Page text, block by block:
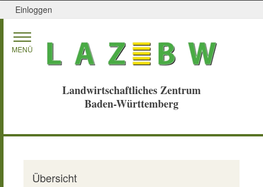
Zum Inhalt springen
Einloggen
Landwirtschaftliches Zentrum
Baden-Württemberg
MENÜ
Übersicht